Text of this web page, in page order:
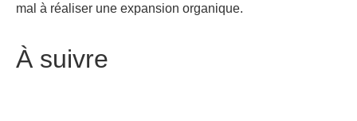
mal à réaliser une expansion organique.
À suivre